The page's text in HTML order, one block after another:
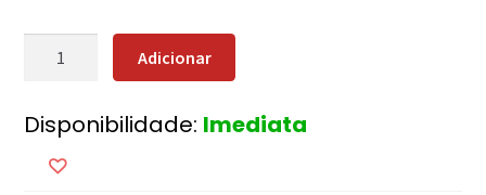
Quantidade
Tempo
[Nova
Edição]
Adicionar
Disponibilidade: Imediata